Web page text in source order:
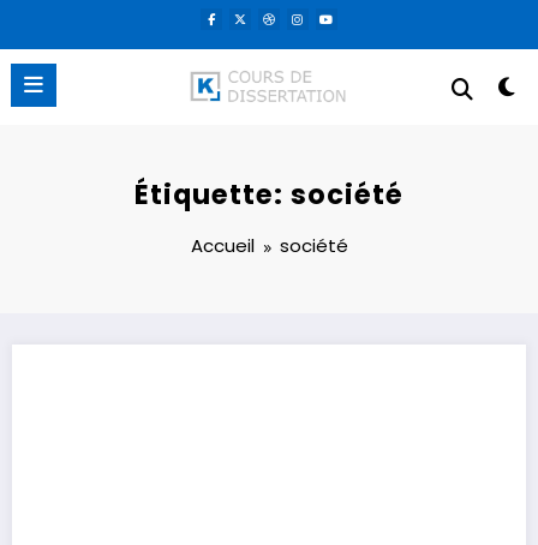
contenu
Étiquette: société
Accueil société